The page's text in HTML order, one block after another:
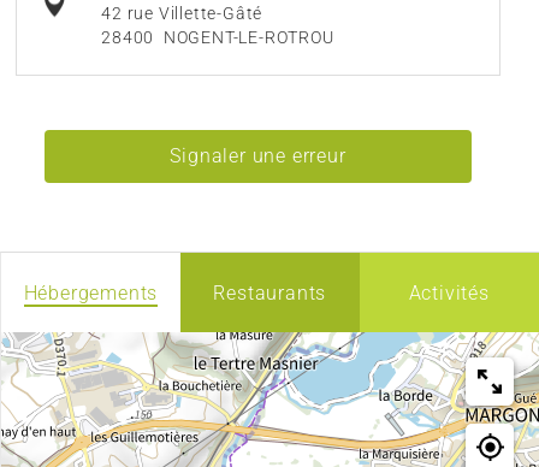
42 rue Villette-Gâté
28400
NOGENT-LE-ROTROU
Signaler une erreur
Hébergements Restaurants Activités